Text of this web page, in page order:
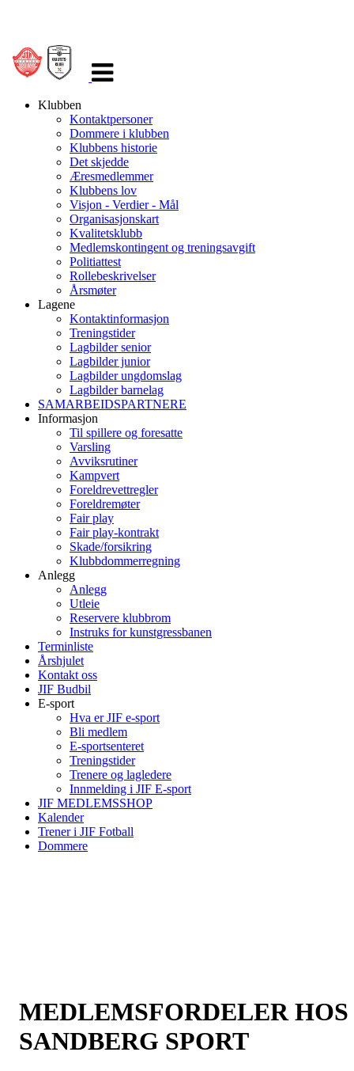
navigasjon
Klubben
Kontaktpersoner
Dommere i klubben
Klubbens historie
Det skjedde
Æresmedlemmer
Klubbens lov
Visjon - Verdier - Mål
Organisasjonskart
Kvalitetsklubb
Medlemskontingent og treningsavgift
Politiattest
Rollebeskrivelser
Årsmøter
Lagene
Kontaktinformasjon
Treningstider
Lagbilder senior
Lagbilder junior
Lagbilder ungdomslag
Lagbilder barnelag
SAMARBEIDSPARTNERE
Informasjon
Til spillere og foresatte
Varsling
Avviksrutiner
Kampvert
Foreldrevettregler
Foreldremøter
Fair play
Fair play-kontrakt
Skade/forsikring
Klubbdommerregning
Anlegg
Anlegg
Utleie
Reservere klubbrom
Instruks for kunstgressbanen
Terminliste
Årshjulet
Kontakt oss
JIF Budbil
E-sport
Hva er JIF e-sport
Bli medlem
E-sportsenteret
Treningstider
Trenere og lagledere
Innmelding i JIF E-sport
JIF MEDLEMSSHOP
Kalender
Trener i JIF Fotball
Dommere
MEDLEMSFORDELER HOS
SANDBERG SPORT